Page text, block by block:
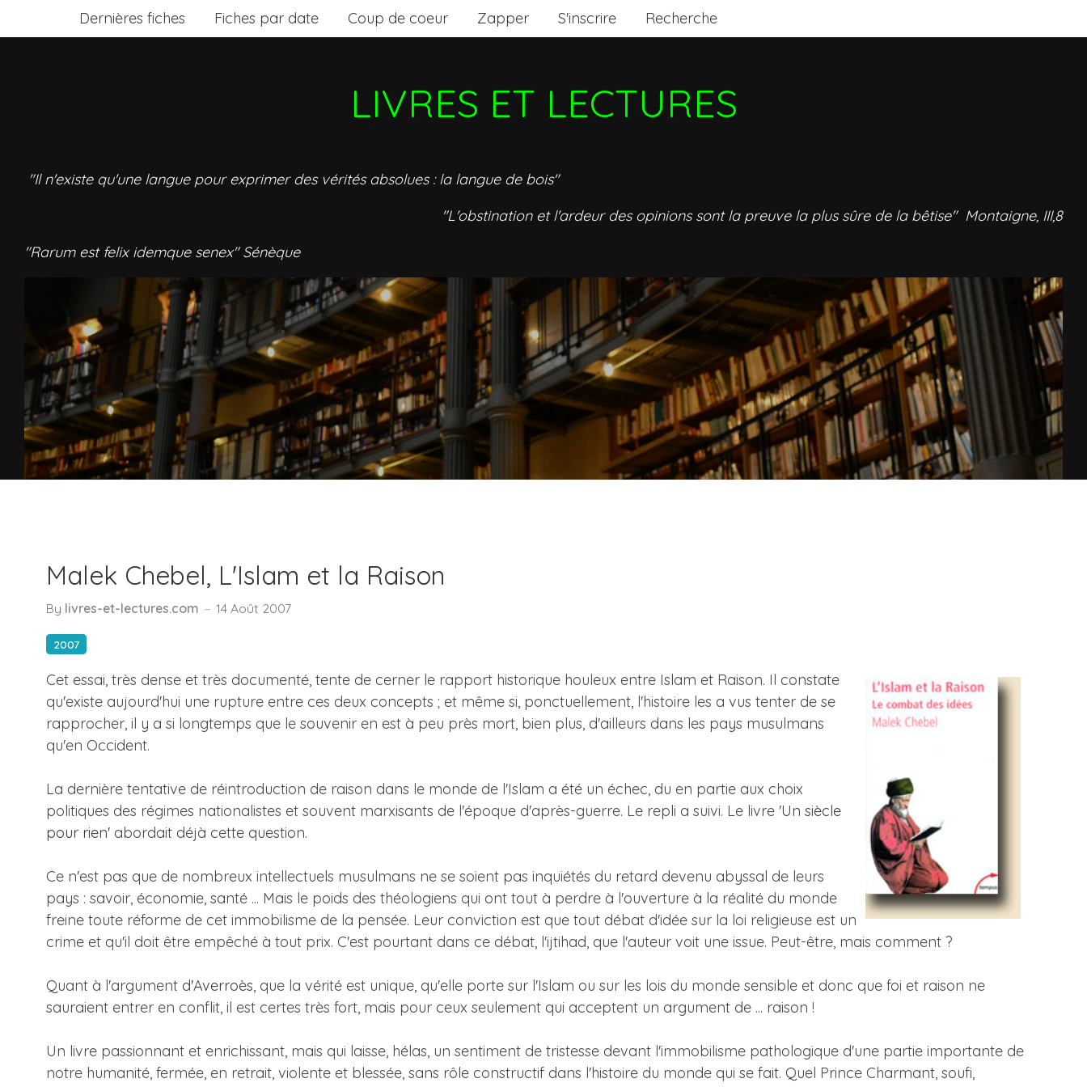
Dernières fiches Fiches par date Coup de coeur Zapper S'inscrire Recherche
LIVRES ET LECTURES
"Il n'existe qu'une langue pour exprimer des vérités absolues : la langue de bois"
"L'obstination et l'ardeur des opinions sont la preuve la plus sûre de la bêtise" Montaigne, III,8
"Rarum est felix idemque senex" Sénèque
Malek Chebel, L'Islam et la Raison
By livres-et-lectures.com 14 Août 2007
2007
Cet essai, très dense et très documenté, tente de cerner le rapport historique houleux entre Islam et Raison. Il constate
qu'existe aujourd'hui une rupture entre ces deux concepts ; et même si, ponctuellement, l'histoire les a vus tenter de se
rapprocher, il y a si longtemps que le souvenir en est à peu près mort, bien plus, d'ailleurs dans les pays musulmans
qu'en Occident.
La dernière tentative de réintroduction de raison dans le monde de l'Islam a été un échec, du en partie aux choix
politiques des régimes nationalistes et souvent marxisants de l'époque d'après-guerre. Le repli a suivi. Le livre 'Un siècle
pour rien' abordait déjà cette question.
Ce n'est pas que de nombreux intellectuels musulmans ne se soient pas inquiétés du retard devenu abyssal de leurs
pays : savoir, économie, santé ... Mais le poids des théologiens qui ont tout à perdre à l'ouverture à la réalité du monde
freine toute réforme de cet immobilisme de la pensée. Leur conviction est que tout débat d'idée sur la loi religieuse est un
crime et qu'il doit être empêché à tout prix. C'est pourtant dans ce débat, l'ijtihad, que l'auteur voit une issue. Peut-être, mais comment ?
Quant à l'argument d'Averroès, que la vérité est unique, qu'elle porte sur l'Islam ou sur les lois du monde sensible et donc que foi et raison ne
sauraient entrer en conflit, il est certes très fort, mais pour ceux seulement qui acceptent un argument de ... raison !
Un livre passionnant et enrichissant, mais qui laisse, hélas, un sentiment de tristesse devant l'immobilisme pathologique d'une partie importante de
notre humanité, fermée, en retrait, violente et blessée, sans rôle constructif dans l'histoire du monde qui se fait. Quel Prince Charmant, soufi,